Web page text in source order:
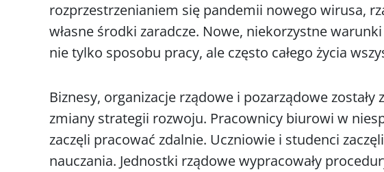
rozprzestrzenianiem się pandemii nowego wirusa,
własne środki zaradcze. Nowe, niekorzystne
nie tylko sposobu pracy, ale często całego życia
Biznesy, organizacje rządowe i pozarządowe
zmiany strategii rozwoju. Pracownicy biurowi w
zaczęli pracować zdalnie. Uczniowie i studenci
nauczania. Jednostki rządowe wypracowały